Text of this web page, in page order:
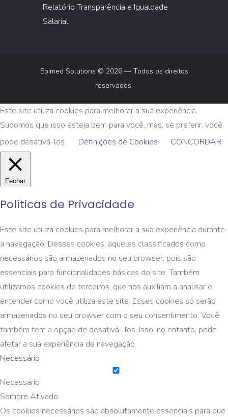
Relatório Transparência e Igualdade
Salarial
Epimed Solutions © 2026 — Todos os direitos
reservados.
Este site utiliza cookies para melhorar a sua experiência.
Supomos que isso esteja bem para você, mas, se preferir, você
pode desativá-los.
Definições de Cookies CONCORDAR
Fechar
Políticas de Privacidade
Este site utiliza cookies para melhorar a sua experiência durante
a navegação. Desses cookies, aqueles classificados como
necessários são armazenados no seu browser, pois são
essenciais para funcionalidades básicas do site. Também
utilizamos cookies de terceiros, que nos auxiliam a analisar e
entender como você utiliza este site. Esses cookies só serão
armazenados no seu browser com o seu consentimento. Você
também tem a opção de desativá- los. Isso, no entanto, pode
afetar a sua experiência de navegação.
Necessário
Necessário
Sempre Ativado
Os cookies necessários são absolutamente essenciais para que